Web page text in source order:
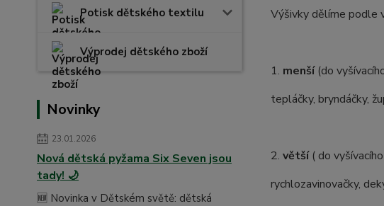
Potisk dětského textilu
Výprodej dětského zboží
Novinky
23.01.2026
Nová dětská pyžama Six Seven jsou
tady! 🌙
🆕 Novinka v Dětském světě: dětská
Výšivky dělíme podle
1. menší(do
tepláčky, bryndáčky,
2. větší( do
rychlozavinovačky,